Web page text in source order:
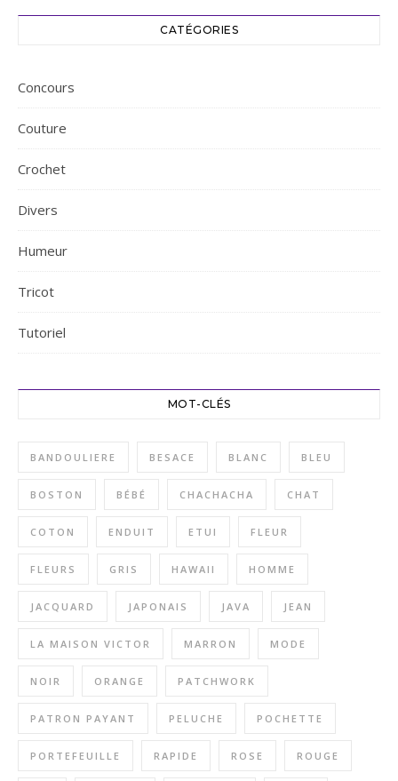
CATÉGORIES
Concours
Couture
Crochet
Divers
Humeur
Tricot
Tutoriel
MOT-CLÉS
BANDOULIERE BESACE BLANC BLEU
BOSTON BÉBÉ CHACHACHA CHAT
COTON ENDUIT ETUI FLEUR
FLEURS GRIS HAWAII HOMME
JACQUARD JAPONAIS JAVA JEAN
LA MAISON VICTOR MARRON MODE
NOIR ORANGE PATCHWORK
PATRON PAYANT PELUCHE POCHETTE
PORTEFEUILLE RAPIDE ROSE ROUGE